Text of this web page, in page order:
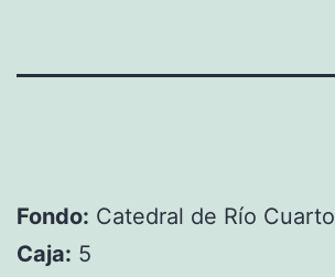
Fondo: Catedral de Río Cuarto
Caja: 5